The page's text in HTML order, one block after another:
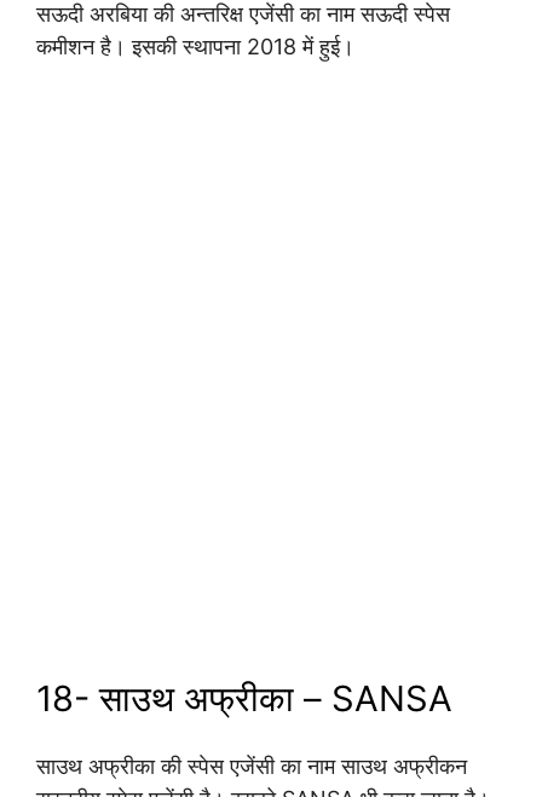
सऊदी अरबिया की अन्तरिक्ष एजेंसी का नाम सऊदी स्पेस
कमीशन है। इसकी स्थापना 2018 में हुई।
18- साउथ अफ्रीका – SANSA
साउथ अफ्रीका की स्पेस एजेंसी का नाम साउथ अफ्रीकन